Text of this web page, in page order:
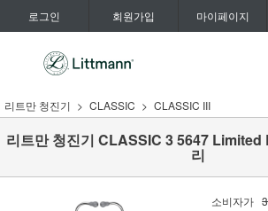
로그인 회원가입 마이페이지
리트만 청진기 CLASSIC CLASSIC III
리트만 청진기 CLASSIC 3 5647
리
소비자가